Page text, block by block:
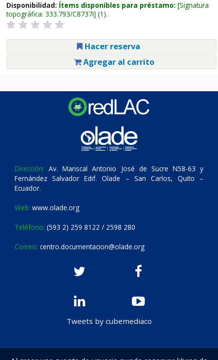
Disponibilidad: Ítems disponibles para préstamo: Signatura
topográfica: 333.793/C8737i (1).
Hacer reserva
Agregar al carrito
Dirección: Av. Mariscal Antonio José de Sucre N58-63 y
Fernández Salvador Edif. Olade – San Carlos, Quito –
Ecuador.
Web: www.olade.org
Teléfono: (593 2) 259 8122 / 2598 280
Correo: centro.documentacion@olade.org
Tweets by cubemediaco